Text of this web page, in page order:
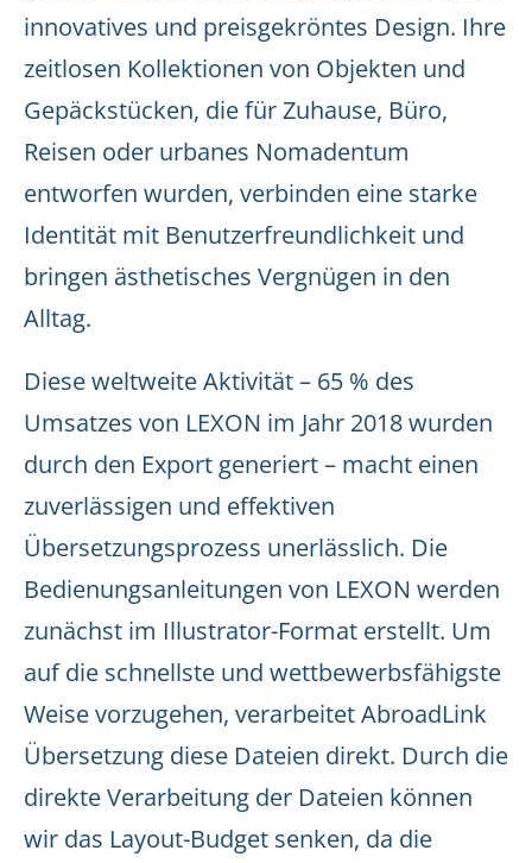
innovatives und preisgekröntes Design. Ihre
zeitlosen Kollektionen von Objekten und
Gepäckstücken, die für Zuhause, Büro,
Reisen oder urbanes Nomadentum
entworfen wurden, verbinden eine starke
Identität mit Benutzerfreundlichkeit und
bringen ästhetisches Vergnügen in den
Alltag.
Diese weltweite Aktivität – 65 % des
Umsatzes von LEXON im Jahr 2018 wurden
durch den Export generiert – macht einen
zuverlässigen und effektiven
Übersetzungsprozess unerlässlich. Die
Bedienungsanleitungen von LEXON werden
zunächst im Illustrator-Format erstellt. Um
auf die schnellste und wettbewerbsfähigste
Weise vorzugehen, verarbeitet AbroadLink
Übersetzung diese Dateien direkt. Durch die
direkte Verarbeitung der Dateien können
wir das Layout-Budget senken, da die